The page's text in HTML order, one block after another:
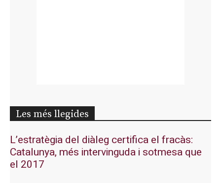
Les més llegides
L’estratègia del diàleg certifica el fracàs:
Catalunya, més intervinguda i sotmesa que
el 2017